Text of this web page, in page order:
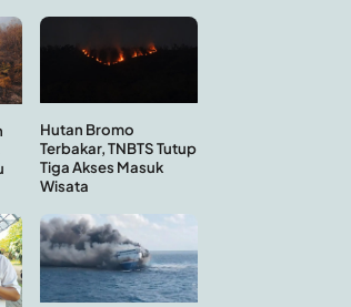
Hutan Bromo
Terbakar, TNBTS Tutup
Tiga Akses Masuk
Wisata